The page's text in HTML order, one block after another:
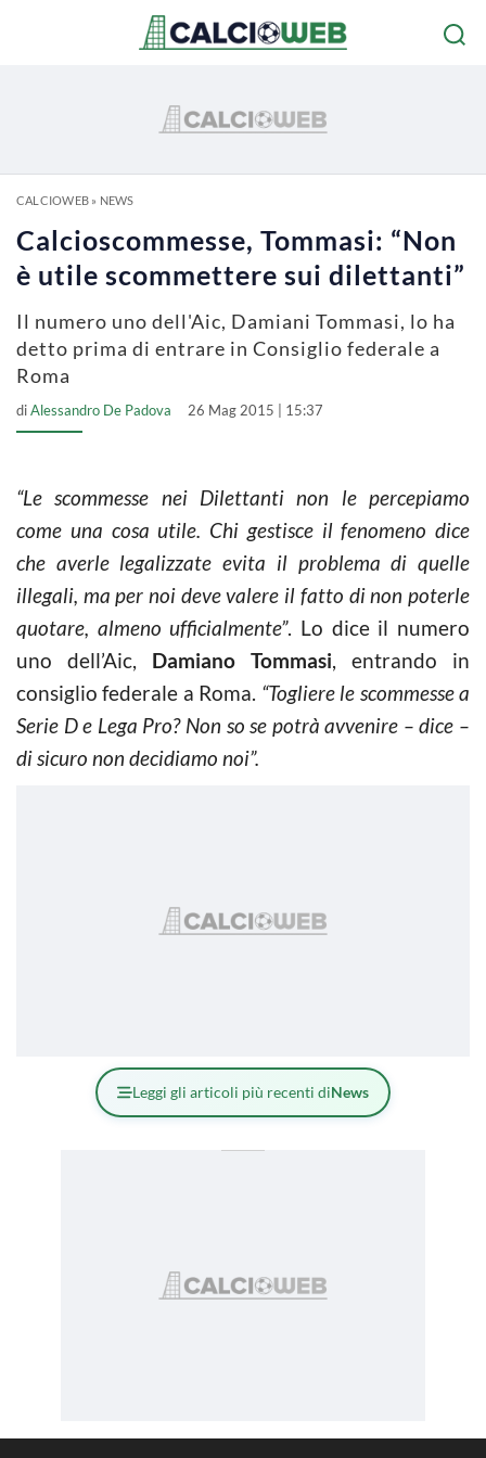
CALCIOWEB» NEWS
Calcioscommesse, Tommasi: “Non
è utile scommettere sui dilettanti”
Il numero uno dell'Aic, Damiani Tommasi, lo ha
detto prima di entrare in Consiglio federale a
Roma
diAlessandro De Padova 26 Mag 2015 | 15:37
“Le scommesse nei Dilettanti non le percepiamo
come una cosa utile. Chi gestisce il fenomeno dice
che averle legalizzate evita il problema di quelle
illegali, ma per noi deve valere il fatto di non poterle
quotare, almeno ufficialmente”. Lo dice il numero
uno dell’Aic, Damiano Tommasi, entrando in
consiglio federale a Roma. “Togliere le scommesse a
Serie D e Lega Pro? Non so se potrà avvenire – dice –
di sicuro non decidiamo noi”.
Leggi gli articoli più recenti diNews